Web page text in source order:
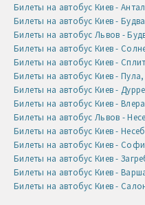
Билеты на автобус Киев -
Билеты на автобус Киев -
Билеты на автобус Львов -
Билеты на автобус Киев -
Билеты на автобус Киев -
Билеты на автобус Киев - Пула,
Билеты на автобус Киев -
Билеты на автобус Киев -
Билеты на автобус Львов -
Билеты на автобус Киев -
Билеты на автобус Киев -
Билеты на автобус Киев -
Билеты на автобус Киев -
Билеты на автобус Киев -